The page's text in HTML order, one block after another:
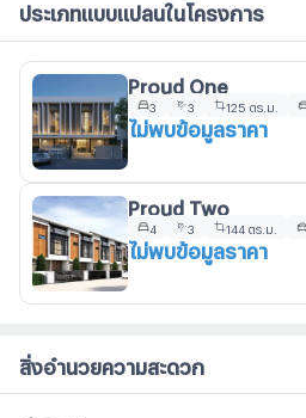
ประเภทแบบแปลนในโครงการ
Proud One
3 3 125 ตร.ม.
ไม่พบข้อมูลราคา
Proud Two
4 3 144 ตร.ม.
ไม่พบข้อมูลราคา
สิ่งอำนวยความสะดวก